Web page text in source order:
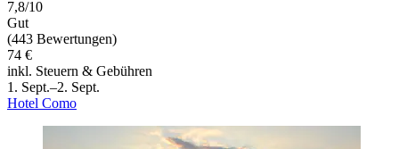
7,8/10
Gut
(443 Bewertungen)
74 €
inkl. Steuern & Gebühren
1. Sept.–2. Sept.
Hotel Como